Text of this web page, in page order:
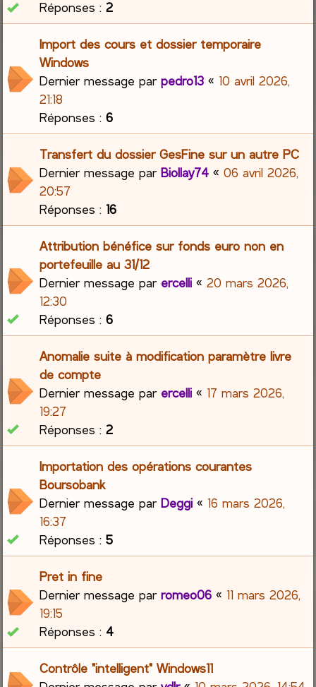
Réponses :2
Import des cours et dossier temporaire
Windows
Dernier message parpedro13 « 10 avril 2026,
21:18
Réponses :6
Transfert du dossier GesFine sur un autre PC
Dernier message parBiollay74 «06 avril 2026,
20:57
Réponses :16
Attribution bénéfice sur fonds euro non en
portefeuille au 31/12
Dernier message par ercelli «20 mars 2026,
12:30
Réponses :6
Anomalie suite à modification paramètre livre
de compte
Dernier message par ercelli « 17 mars 2026,
19:27
Réponses :2
Importation des opérations courantes
Boursobank
Dernier message parDeggi « 16 mars 2026,
16:37
Réponses :5
Pret in fine
Dernier message parromeo06 « 11 mars 2026,
19:15
Réponses : 4
Contrôle "intelligent" Windows11